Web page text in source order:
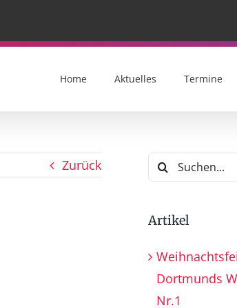
Home Aktuelles Termine
Zurück
Suche
nach:
Artikel
Dortmunds
Nr.1